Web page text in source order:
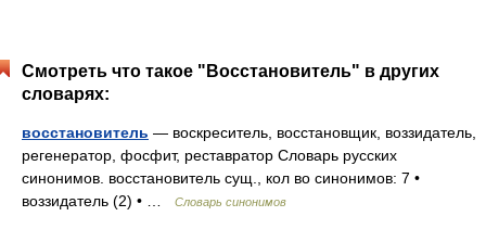
Смотреть что такое "Восстановитель" в других
словарях:
восстановитель — воскреситель, восстановщик, воззидатель,
регенератор, фосфит, реставратор Словарь русских
синонимов. восстановитель сущ., кол во синонимов: 7 •
воззидатель (2) • …
Словарь синонимов